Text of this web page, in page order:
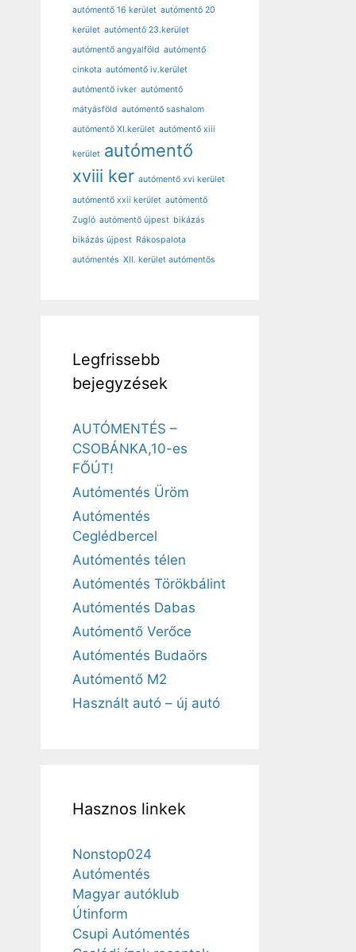
autómentő 16 kerület autómentő 20
kerület autómentő 23.kerület
autómentő angyalföld autómentő
cinkota autómentő iv.kerület
autómentő ivker autómentő
mátyásföld autómentő sashalom
autómentő XI.kerület autómentő xiii
kerület autómentő
xviii ker autómentő xvi kerület
autómentő xxii kerület autómentő
Zugló autómentő újpest bikázás
bikázás újpest Rákospalota
autómentés XII. kerület autómentős
Legfrissebb
bejegyzések
AUTÓMENTÉS –
CSOBÁNKA,10-es
FŐÚT!
Autómentés Üröm
Autómentés
Ceglédbercel
Autómentés télen
Autómentés Törökbálint
Autómentés Dabas
Autómentő Verőce
Autómentés Budaörs
Autómentő M2
Használt autó – új autó
Hasznos linkek
Nonstop024
Autómentés
Magyar autóklub
Útinform
Csupi Autómentés